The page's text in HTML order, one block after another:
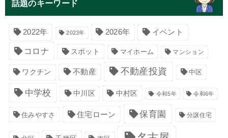
話題のキーワード
2022年 2023年 2026年 イベント
コロナ スポット マイホーム マンション
ワクチン 不動産 不動産投資 中区
中学校 中川区 中村区 令和5年 令和6年
住みやすさ 住宅ローン 保育園 分譲住宅